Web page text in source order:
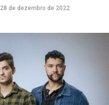
28 de dezembro de 2022